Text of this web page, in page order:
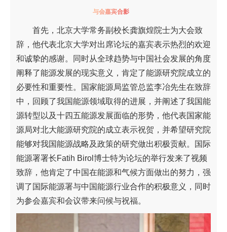
与会嘉宾合影
首先，北京大学常务副校长龚旗煌院士为大会致
辞，他代表北京大学对出席论坛的嘉宾表示热烈的欢迎
和诚挚的感谢。同时从全球趋势与中国社会发展的角度
阐释了能源发展的现实意义，肯定了能源研究院成立的
必要性和重要性。国家能源局监管总监李冶先生在致辞
中，回顾了我国能源领域取得的进展，并阐述了我国能
源转型以及十四五能源发展面临的形势，他代表国家能
源局对北大能源研究院的成立表示祝贺，并希望研究院
能够对我国能源战略及政策的研究做出积极贡献。国际
能源署署长Fatih Birol博士特为论坛的举行发来了视频
致辞，他肯定了中国在能源和气候方面做出的努力，强
调了国际能源署与中国能源行业合作的积极意义，同时
为参会嘉宾和会议带来问候与祝福。